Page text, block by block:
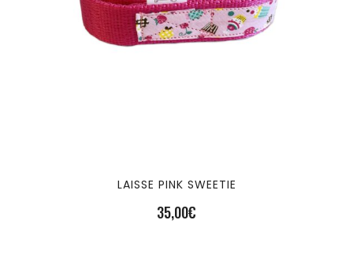
LAISSE PINK SWEETIE
35,00€